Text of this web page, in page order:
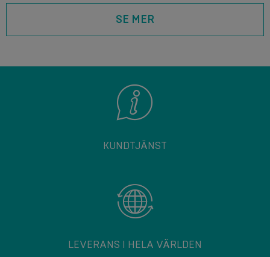
SE MER
KUNDTJÄNST
LEVERANS I HELA VÄRLDEN